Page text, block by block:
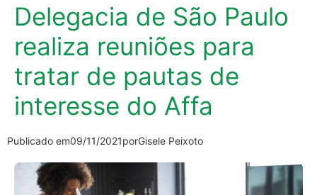
Delegacia de São Paulo
realiza reuniões para
tratar de pautas de
interesse do Affa
Publicado em09/11/2021porGisele Peixoto